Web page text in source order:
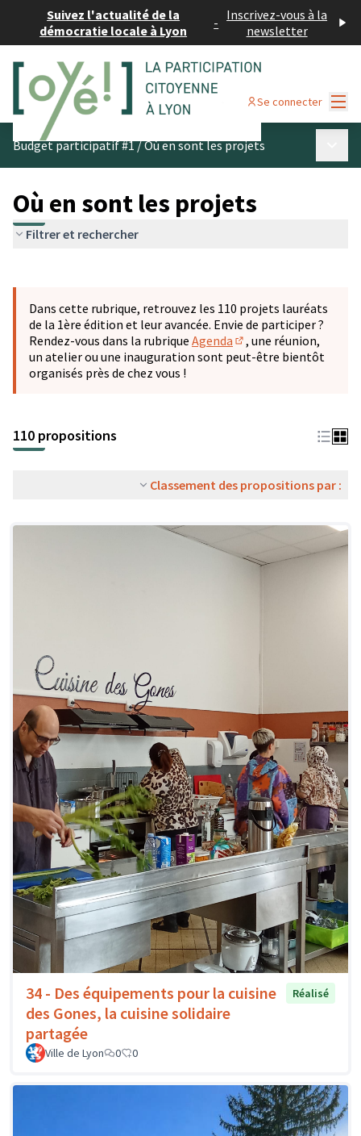
Suivez l'actualité de la
démocratie locale à Lyon
- Inscrivez-vous à la
newsletter
Se connecter
Budget participatif #1/Où en sont les projets
Où en sont les projets
Filtrer et rechercher
−
Dans cette rubrique, retrouvez les 110 projets lauréats
de la 1ère édition et leur avancée. Envie de participer ?
Rendez-vous dans la rubrique Agenda
(S'ouvre dans un
, une réunion,
un atelier ou une inauguration sont peut-être bientôt
organisés près de chez vous !
110 propositions
Classement des propositions par :
34 - Des équipements pour la cuisine
des Gones, la cuisine solidaire
partagée
Réalisé
Ville de Lyon 0 0